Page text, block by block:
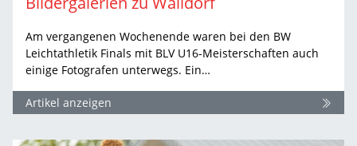
Am vergangenen Wochenende waren bei den BW
Leichtathletik Finals mit BLV U16-Meisterschaften auch
einige Fotografen unterwegs. Ein…
Artikel anzeigen